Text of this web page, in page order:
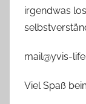
irgendwas
mail@yvis-
Viel Spaß